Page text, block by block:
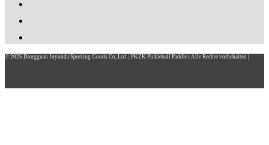
© 2025 Dongguan Juyunda Sporting Goods Co, Ltd. | PKZK Pickleball Paddle | Alle Rechte vorbehalten |